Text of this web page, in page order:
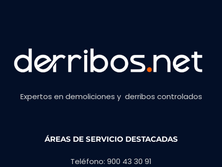
Expertos en demoliciones y derribos controlados
ÁREAS DE SERVICIO DESTACADAS
Teléfono: 900 43 30 91